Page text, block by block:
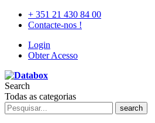
+ 351 21 430 84 00
Contacte-nos !
Login
Obter Acesso
Search
Todas as categorias
search